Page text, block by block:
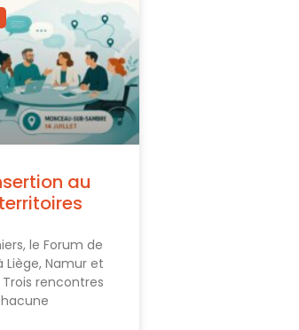
au
le Forum de
Liège, Namur et
rencontres